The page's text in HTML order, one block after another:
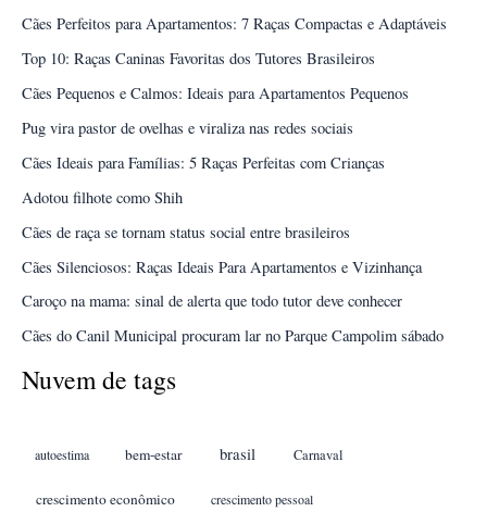
Cães Perfeitos para Apartamentos: 7 Raças Compactas e Adaptáveis
Top 10: Raças Caninas Favoritas dos Tutores Brasileiros
Cães Pequenos e Calmos: Ideais para Apartamentos Pequenos
Pug vira pastor de ovelhas e viraliza nas redes sociais
Cães Ideais para Famílias: 5 Raças Perfeitas com Crianças
Adotou filhote como Shih
Cães de raça se tornam status social entre brasileiros
Cães Silenciosos: Raças Ideais Para Apartamentos e Vizinhança
Caroço na mama: sinal de alerta que todo tutor deve conhecer
Cães do Canil Municipal procuram lar no Parque Campolim sábado
Nuvem de tags
autoestima bem-estar brasil Carnaval
crescimento econômico crescimento pessoal